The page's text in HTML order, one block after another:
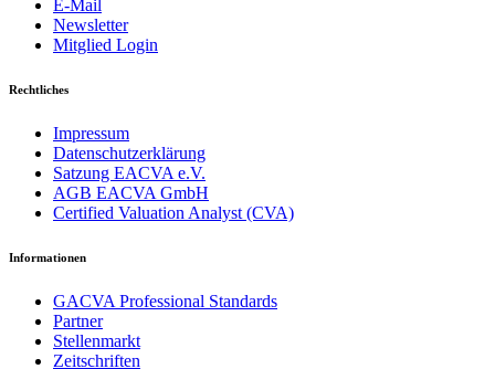
E-Mail
Newsletter
Mitglied Login
Rechtliches
Impressum
Datenschutzerklärung
Satzung EACVA e.V.
AGB EACVA GmbH
Certified Valuation Analyst (CVA)
Informationen
GACVA Professional Standards
Partner
Stellenmarkt
Zeitschriften